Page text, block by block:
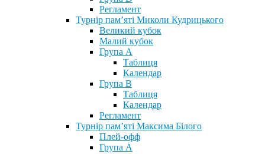
Регламент
Турнір пам’яті Миколи Кудрицького
Великий кубок
Малий кубок
Група А
Таблиця
Календар
Група В
Таблиця
Календар
Регламент
Турнір пам’яті Максима Білого
Плей-офф
Група А